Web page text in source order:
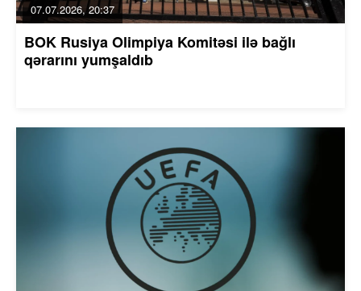
07.07.2026, 20:37
BOK Rusiya Olimpiya Komitəsi ilə bağlı
qərarını yumşaldıb